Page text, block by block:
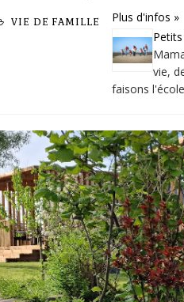
VIE DE FAMILLE
Plus d'infos »
vie,
faisons